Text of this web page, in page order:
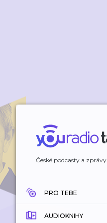
České podcasty a zprávy
PRO TEBE
AUDIOKNIHY